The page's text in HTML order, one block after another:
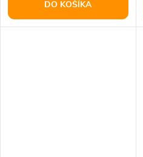
DO KOŠÍKA